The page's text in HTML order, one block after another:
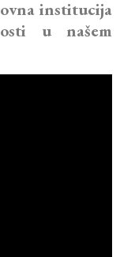
institucija
u našem